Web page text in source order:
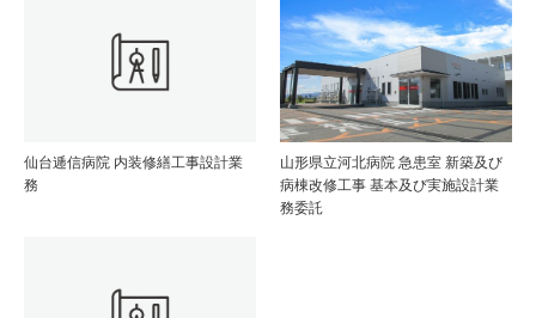
仙台逓信病院 内装修繕工事設計業
務
山形県立河北病院 急患室 新築及び
病棟改修工事 基本及び実施設計業
務委託